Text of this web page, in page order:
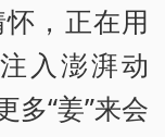
，正在用
入澎湃动
多“姜”来会